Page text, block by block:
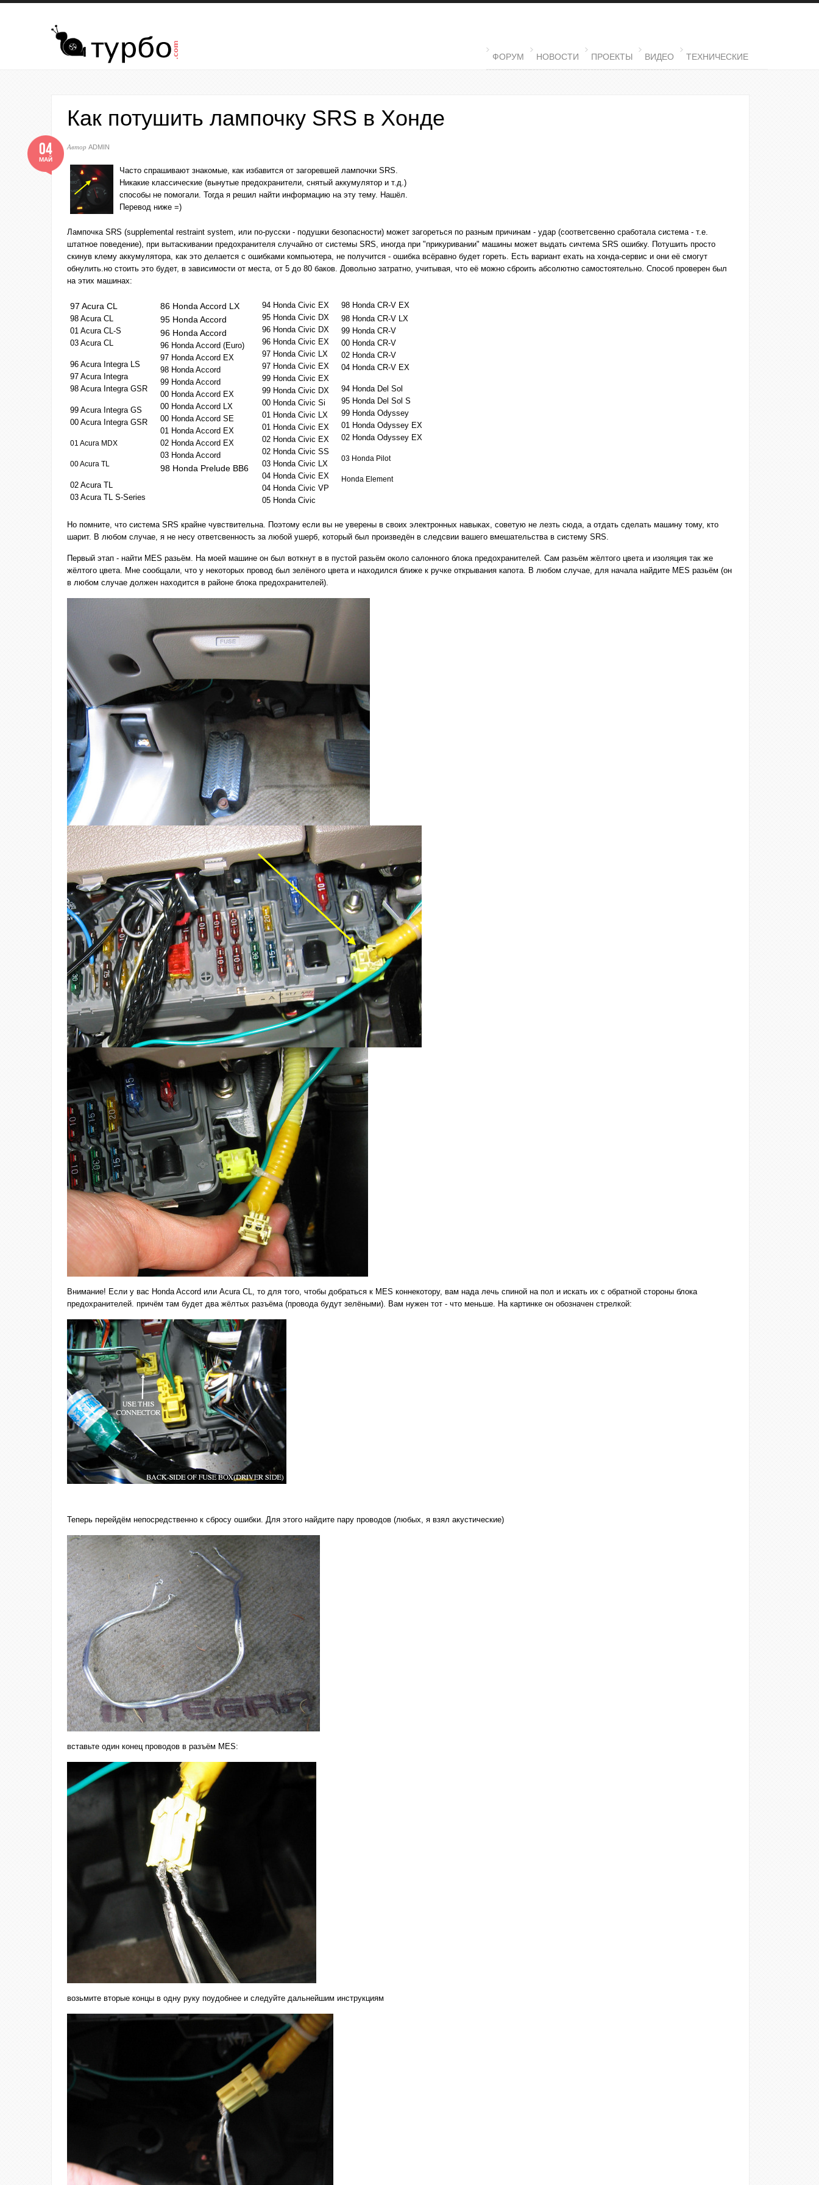
Перейти к основному содержанию
MAIN MENU
ФОРУМ НОВОСТИ ПРОЕКТЫ ВИДЕО ТЕХНИЧЕСКИЕ
Как потушить лампочку SRS в Хонде
Автор ADMIN
04
МАЙ
Часто спрашивают знакомые, как избавится от загоревшей лампочки SRS.
Никакие классические (вынутые предохранители, снятый аккумулятор и т.д.)
способы не помогали. Тогда я решил найти информацию на эту тему. Нашёл.
Перевод ниже =)
Лампочка SRS (supplemental restraint system, или по-русски - подушки безопасности) может загореться по разным причинам - удар (соответсвенно сработала система - т.е.
штатное поведение), при вытаскивании предохранителя случайно от системы SRS, иногда при "прикуривании" машины может выдать сичтема SRS ошибку. Потушить просто
скинув клему аккумулятора, как это делается с ошибками компьютера, не получится - ошибка всёравно будет гореть. Есть вариант ехать на хонда-сервис и они её смогут
обнулить.но стоить это будет, в зависимости от места, от 5 до 80 баков. Довольно затратно, учитывая, что её можно сброить абсолютно самостоятельно. Способ проверен был
на этих машинах:
97 Acura CL
98 Acura CL
01 Acura CL-S
03 Acura CL
96 Acura Integra LS
97 Acura Integra
98 Acura Integra GSR
99 Acura Integra GS
00 Acura Integra GSR
01 Acura MDX
00 Acura TL
02 Acura TL
03 Acura TL S-Series
86 Honda Accord LX
95 Honda Accord
96 Honda Accord
96 Honda Accord (Euro)
97 Honda Accord EX
98 Honda Accord
99 Honda Accord
00 Honda Accord EX
00 Honda Accord LX
00 Honda Accord SE
01 Honda Accord EX
02 Honda Accord EX
03 Honda Accord
98 Honda Prelude ВВ6
94 Honda Civic EX
95 Honda Civic DX
96 Honda Civic DX
96 Honda Civic EX
97 Honda Civic LX
97 Honda Civic EX
99 Honda Civic EX
99 Honda Civic DX
00 Honda Civic Si
01 Honda Civic LX
01 Honda Civic EX
02 Honda Civic EX
02 Honda Civic SS
03 Honda Civic LX
04 Honda Civic EX
04 Honda Civic VP
05 Honda Civic
98 Honda CR-V EX
98 Honda CR-V LX
99 Honda CR-V
00 Honda CR-V
02 Honda CR-V
04 Honda CR-V EX
94 Honda Del Sol
95 Honda Del Sol S
99 Honda Odyssey
01 Honda Odyssey EX
02 Honda Odyssey EX
03 Honda Pilot
Honda Element
Но помните, что система SRS крайне чувствительна. Поэтому если вы не уверены в своих электронных навыках, советую не лезть сюда, а отдать сделать машину тому, кто
шарит. В любом случае, я не несу ответсвенность за любой ушерб, который был произведён в следсвии вашего вмешательства в систему SRS.
Первый этап - найти MES разьём. На моей машине он был воткнут в в пустой разьём около салонного блока предохранителей. Сам разьём жёлтого цвета и изоляция так же
жёлтого цвета. Мне сообщали, что у некоторых провод был зелёного цвета и находился ближе к ручке открывания капота. В любом случае, для начала найдите MES разьём (он
в любом случае должен находится в районе блока предохранителей).
Внимание! Если у вас Honda Accord или Acura CL, то для того, чтобы добраться к MES коннекотору, вам нада лечь спиной на пол и искать их с обратной стороны блока
предохранителей. причём там будет два жёлтых разъёма (провода будут зелёными). Вам нужен тот - что меньше. На картинке он обозначен стрелкой:
Теперь перейдём непосредственно к сбросу ошибки. Для этого найдите пару проводов (любых, я взял акустические)
вставьте один конец проводов в разъём MES:
возьмите вторые концы в одну руку поудобнее и следуйте дальнейшим инструкциям